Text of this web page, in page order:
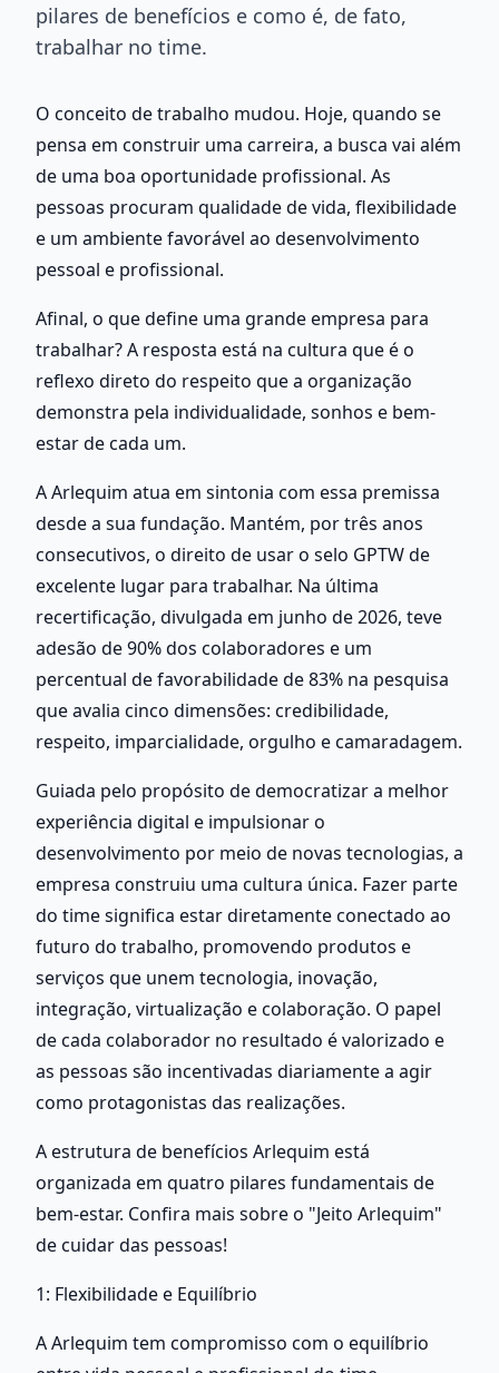
pilares de benefícios e como é, de fato,
trabalhar no time.
O conceito de trabalho mudou. Hoje, quando se
pensa em construir uma carreira, a busca vai além
de uma boa oportunidade profissional. As
pessoas procuram qualidade de vida, flexibilidade
e um ambiente favorável ao desenvolvimento
pessoal e profissional.
Afinal, o que define uma grande empresa para
trabalhar? A resposta está na cultura que é o
reflexo direto do respeito que a organização
demonstra pela individualidade, sonhos e bem-
estar de cada um.
A Arlequim atua em sintonia com essa premissa
desde a sua fundação. Mantém, por três anos
consecutivos, o direito de usar o selo GPTW de
excelente lugar para trabalhar. Na última
recertificação, divulgada em junho de 2026, teve
adesão de 90% dos colaboradores e um
percentual de favorabilidade de 83% na pesquisa
que avalia cinco dimensões: credibilidade,
respeito, imparcialidade, orgulho e camaradagem.
Guiada pelo propósito de democratizar a melhor
experiência digital e impulsionar o
desenvolvimento por meio de novas tecnologias, a
empresa construiu uma cultura única. Fazer parte
do time significa estar diretamente conectado ao
futuro do trabalho, promovendo produtos e
serviços que unem tecnologia, inovação,
integração, virtualização e colaboração. O papel
de cada colaborador no resultado é valorizado e
as pessoas são incentivadas diariamente a agir
como protagonistas das realizações.
A estrutura de benefícios Arlequim está
organizada em quatro pilares fundamentais de
bem-estar. Confira mais sobre o "Jeito Arlequim"
de cuidar das pessoas!
1: Flexibilidade e Equilíbrio
A Arlequim tem compromisso com o equilíbrio